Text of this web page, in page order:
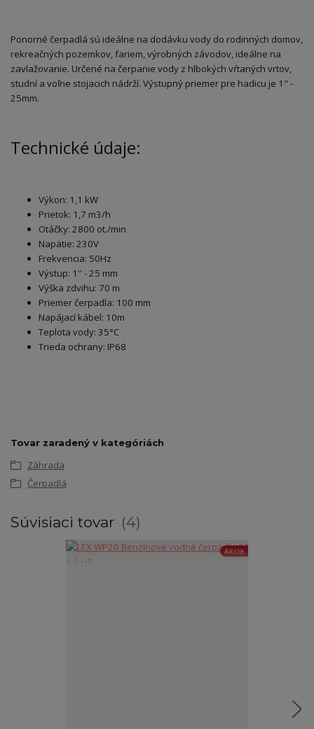
Ponorné čerpadlá sú ideálne na dodávku vody do rodinných domov,
rekreačných pozemkov, fariem, výrobných závodov, ideálne na
zavlažovanie. Určené na čerpanie vody z hlbokých vŕtaných vrtov,
studní a voľne stojacich nádrží. Výstupný priemer pre hadicu je 1" -
25mm.
Technické údaje:
Výkon: 1,1 kW
Prietok: 1,7 m3/h
Otáčky: 2800 ot./min
Napätie: 230V
Frekvencia: 50Hz
Výstup: 1'' - 25 mm
Výška zdvihu: 70 m
Priemer čerpadla: 100 mm
Napájací kábel: 10m
Teplota vody: 35°C
Trieda ochrany: IP68
Tovar zaradený v kategóriách
Záhrada
Čerpadlá
Súvisiaci tovar 4
Akcia